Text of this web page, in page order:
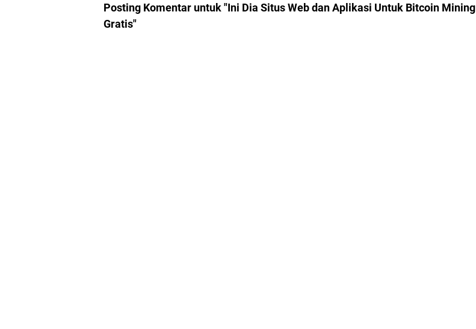
Posting Komentar untuk "Ini Dia Situs Web dan Aplikasi Untuk Bitcoin Mining
Gratis"